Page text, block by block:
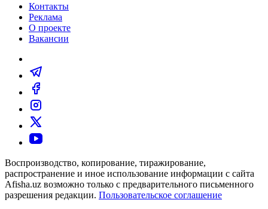
Контакты
Реклама
О проекте
Вакансии
Воспроизводство, копирование, тиражирование,
распространение и иное использование информации с сайта
Afisha.uz возможно только с предварительного письменного
разрешения редакции. Пользовательское соглашение